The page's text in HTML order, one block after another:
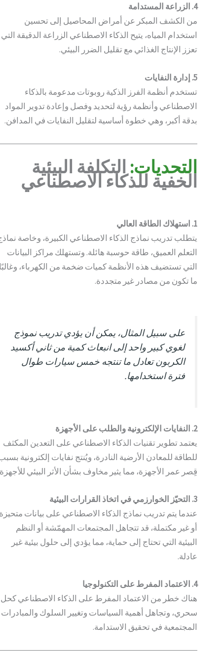
4. الزراعة المستدامة
من الكشف المبكر عن أمراض المحاصيل إلى تحسين
استخدام المياه، يتيح الذكاء الاصطناعي الزراعة الدقيقة التي
تعزز الإنتاج الغذائي مع تقليل الضرر البيئي.
5. إدارة النفايات
تستخدم أنظمة الفرز الذكية روبوتات مدعومة بالذكاء
الاصطناعي وأنظمة رؤية لتحديد وفصل وإعادة تدوير المواد
بدقة أكبر، وهي خطوة أساسية لتقليل النفايات في المدافن.
التحديات:التكلفة البيئية
الخفية للذكاء الاصطناعي
1. استهلاك الطاقة العالي
يتطلب تدريب نماذج الذكاء الاصطناعي الكبيرة، وخاصة نماذج
التعلم العميق، طاقة حوسبة هائلة. وتستهلك مراكز البيانات
التي تستضيف هذه الأنظمة كميات ضخمة من الكهرباء، وغالبًا
ما تكون من مصادر غير متجددة.
على سبيل المثال، يمكن أن يؤدي تدريب نموذج
لغوي كبير واحد إلى انبعاث كمية من ثاني أكسيد
الكربون تعادل ما تنتجه خمس سيارات طوال
فترة استخدامها.
2. النفايات الإلكترونية والطلب على الأجهزة
يعتمد تطوير تقنيات الذكاء الاصطناعي على التعدين المكثف
للطاقة للمعادن الأرضية النادرة، ويُنتج نفايات إلكترونية بسبب
قِصر عمر الأجهزة، مما يثير مخاوف بشأن الأثر البيئي للأجهزة.
3. التحيّز الخوارزمي في اتخاذ القرارات البيئية
عندما يتم تدريب نماذج الذكاء الاصطناعي على بيانات متحيزة
أو غير مكتملة، قد تتجاهل المجتمعات المهمّشة أو النظم
البيئية التي تحتاج إلى حماية، مما يؤدي إلى حلول بيئية غير
عادلة.
4. الاعتماد المفرط على التكنولوجيا
هناك خطر من الاعتماد المفرط على الذكاء الاصطناعي كحل
سحري، وتجاهل أهمية السياسات وتغيير السلوك والمبادرات
المجتمعية في تحقيق الاستدامة.